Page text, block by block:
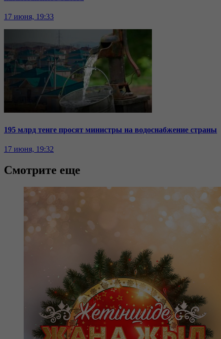
17 июня, 19:33
195 млрд тенге просят министры на водоснабжение страны
17 июня, 19:32
Смотрите еще